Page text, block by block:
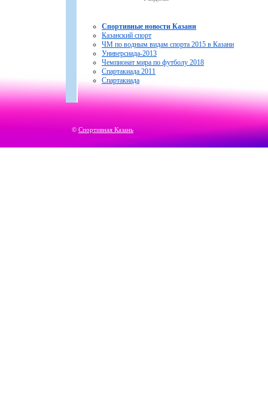
Спортивные новости Казани
Казанский спорт
ЧМ по водным видам спорта 2015 в Казани
Универсиада-2013
Чемпионат мира по футболу 2018
Спартакиада 2011
Спартакиада
© Спортивная Казань